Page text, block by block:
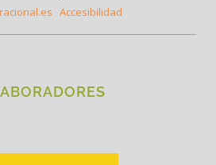
Accesibilidad